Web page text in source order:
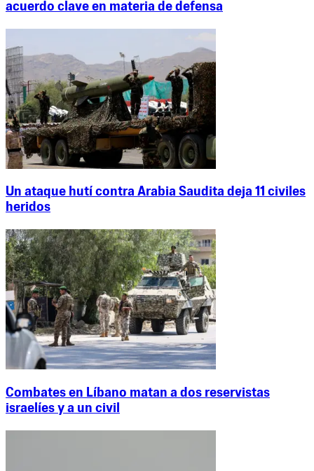
acuerdo clave en materia de defensa
Un ataque hutí contra Arabia Saudita deja 11 civiles
heridos
Combates en Líbano matan a dos reservistas
israelíes y a un civil